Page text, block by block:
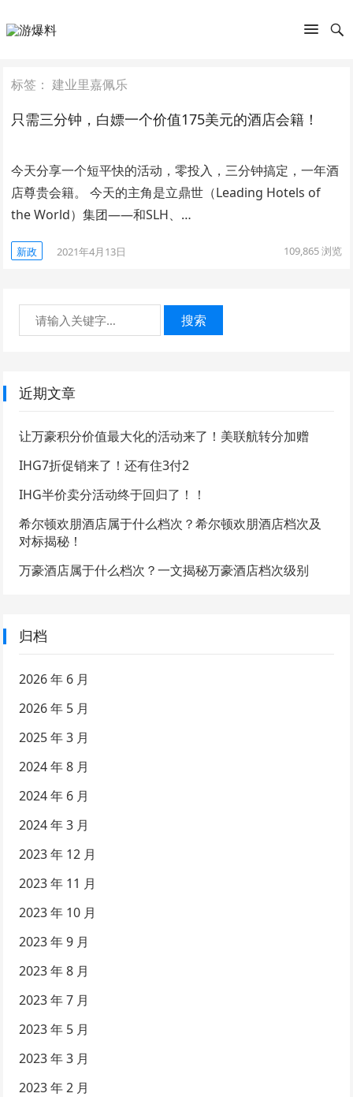
标签： 建业里嘉佩乐
只需三分钟，白嫖一个价值175美元的酒店会籍！
今天分享一个短平快的活动，零投入，三分钟搞定，一年酒
店尊贵会籍。 今天的主角是立鼎世（Leading Hotels of
the World）集团——和SLH、…
新政 2021年4月13日 109,865浏览
搜索
近期文章
让万豪积分价值最大化的活动来了！美联航转分加赠
IHG7折促销来了！还有住3付2
IHG半价卖分活动终于回归了！！
希尔顿欢朋酒店属于什么档次？希尔顿欢朋酒店档次及
对标揭秘！
万豪酒店属于什么档次？一文揭秘万豪酒店档次级别
归档
2026 年 6 月
2026 年 5 月
2025 年 3 月
2024 年 8 月
2024 年 6 月
2024 年 3 月
2023 年 12 月
2023 年 11 月
2023 年 10 月
2023 年 9 月
2023 年 8 月
2023 年 7 月
2023 年 5 月
2023 年 3 月
2023 年 2 月